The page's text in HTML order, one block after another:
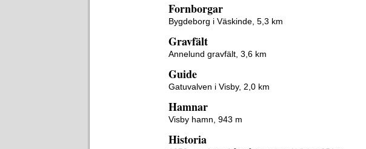
Fornborgar
Bygdeborg i Väskinde, 5,3 km
Gravfält
Annelund gravfält, 3,6 km
Guide
Gatuvalven i Visby, 2,0 km
Hamnar
Visby hamn, 943 m
Historia